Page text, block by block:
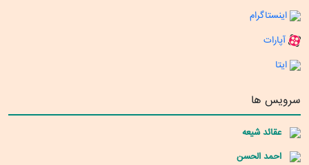
اینستاگرام
آپارات
ایتا
سرویس ها
عقائد شیعه
احمد الحسن